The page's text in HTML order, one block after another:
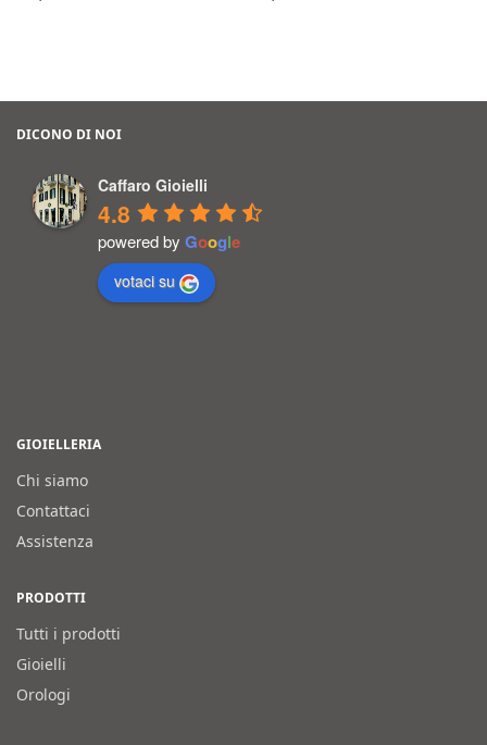
DICONO DI NOI
Caffaro Gioielli
4.8
powered by Google
votaci su
GIOIELLERIA
Chi siamo
Contattaci
Assistenza
PRODOTTI
Tutti i prodotti
Gioielli
Orologi